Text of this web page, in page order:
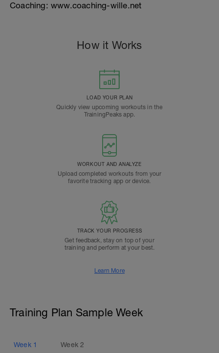
Coaching: www.coaching-wille.net
How it Works
LOAD YOUR PLAN
Quickly view upcoming workouts in the
TrainingPeaks app.
WORKOUT AND ANALYZE
Upload completed workouts from your
favorite tracking app or device.
TRACK YOUR PROGRESS
Get feedback, stay on top of your
training and perform at your best.
Learn More
Training Plan Sample Week
Week 1 Week2